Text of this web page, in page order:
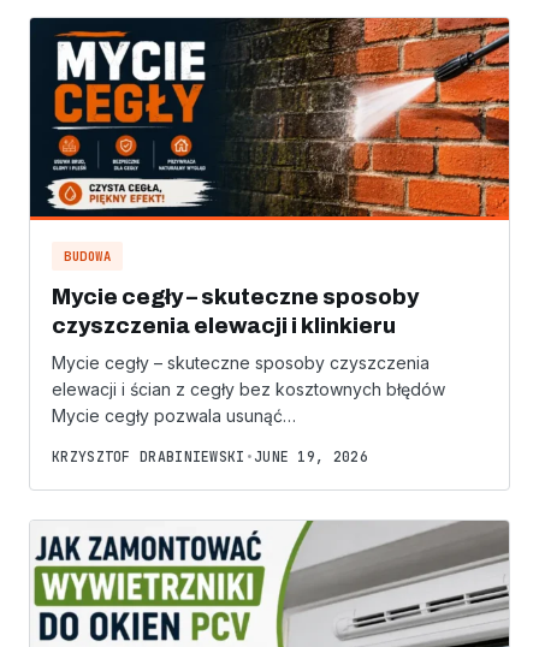
BUDOWA
Mycie cegły – skuteczne sposoby
czyszczenia elewacji i klinkieru
Mycie cegły – skuteczne sposoby czyszczenia
elewacji i ścian z cegły bez kosztownych błędów
Mycie cegły pozwala usunąć…
KRZYSZTOF DRABINIEWSKI • JUNE 19, 2026